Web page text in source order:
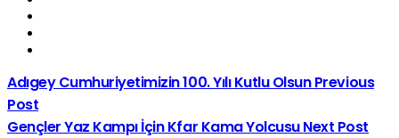
Adıgey Cumhuriyetimizin 100. Yılı Kutlu OlsunPrevious
Post
Gençler Yaz Kampı İçin Kfar Kama YolcusuNext Post